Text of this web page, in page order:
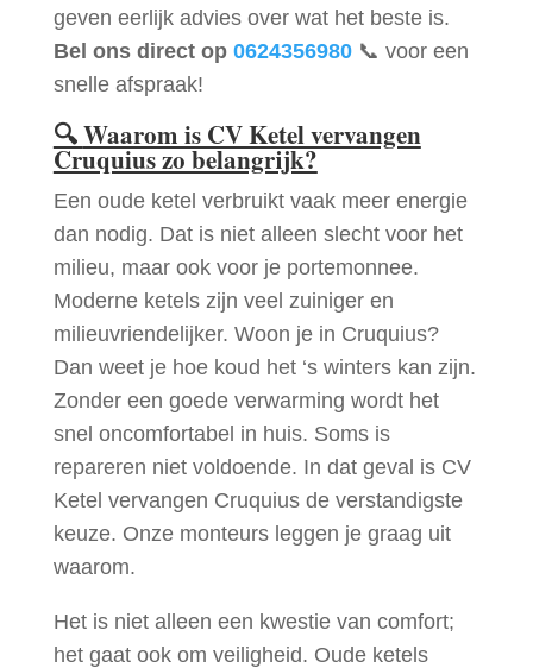
geven eerlijk advies over wat het beste is.
Bel ons direct op 0624356980📞 voor een
snelle afspraak!
🔍Waarom is CV Ketel vervangen
Cruquius zo belangrijk?
Een oude ketel verbruikt vaak meer energie
dan nodig. Dat is niet alleen slecht voor het
milieu, maar ook voor je portemonnee.
Moderne ketels zijn veel zuiniger en
milieuvriendelijker. Woon je in Cruquius?
Dan weet je hoe koud het ‘s winters kan zijn.
Zonder een goede verwarming wordt het
snel oncomfortabel in huis. Soms is
repareren niet voldoende. In dat geval is CV
Ketel vervangen Cruquius de verstandigste
keuze. Onze monteurs leggen je graag uit
waarom.
Het is niet alleen een kwestie van comfort;
het gaat ook om veiligheid. Oude ketels